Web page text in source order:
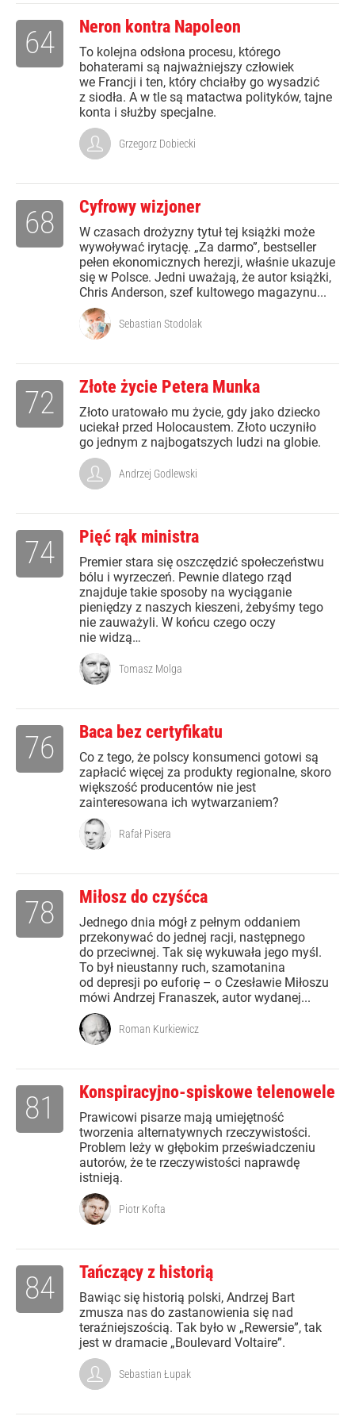
Neron kontra Napoleon
To kolejna odsłona procesu, którego
bohaterami są najważniejszy człowiek
we Francji i ten, który chciałby go wysadzić
z siodła. A w tle są matactwa polityków, tajne
konta i służby specjalne.
64
Grzegorz Dobiecki
Cyfrowy wizjoner
W czasach drożyzny tytuł tej książki może
wywoływać irytację. „Za darmo”, bestseller
pełen ekonomicznych herezji, właśnie ukazuje
się w Polsce. Jedni uważają, że autor książki,
Chris Anderson, szef kultowego magazynu...
68
Sebastian Stodolak
Złote życie Petera Munka
Złoto uratowało mu życie, gdy jako dziecko
uciekał przed Holocaustem. Złoto uczyniło
go jednym z najbogatszych ludzi na globie.
72
Andrzej Godlewski
Pięć rąk ministra
Premier stara się oszczędzić społeczeństwu
bólu i wyrzeczeń. Pewnie dlatego rząd
znajduje takie sposoby na wyciąganie
pieniędzy z naszych kieszeni, żebyśmy tego
nie zauważyli. W końcu czego oczy
nie widzą…
74
Tomasz Molga
Baca bez certyfikatu
Co z tego, że polscy konsumenci gotowi są
zapłacić więcej za produkty regionalne, skoro
większość producentów nie jest
zainteresowana ich wytwarzaniem?
76
Rafał Pisera
Miłosz do czyśćca
Jednego dnia mógł z pełnym oddaniem
przekonywać do jednej racji, następnego
do przeciwnej. Tak się wykuwała jego myśl.
To był nieustanny ruch, szamotanina
od depresji po euforię – o Czesławie Miłoszu
mówi Andrzej Franaszek, autor wydanej...
78
Roman Kurkiewicz
Konspiracyjno-spiskowe telenowele
Prawicowi pisarze mają umiejętność
tworzenia alternatywnych rzeczywistości.
Problem leży w głębokim przeświadczeniu
autorów, że te rzeczywistości naprawdę
istnieją.
81
Piotr Kofta
Tańczący z historią
Bawiąc się historią polski, Andrzej Bart
zmusza nas do zastanowienia się nad
teraźniejszością. Tak było w „Rewersie”, tak
jest w dramacie „Boulevard Voltaire”.
84
Sebastian Łupak